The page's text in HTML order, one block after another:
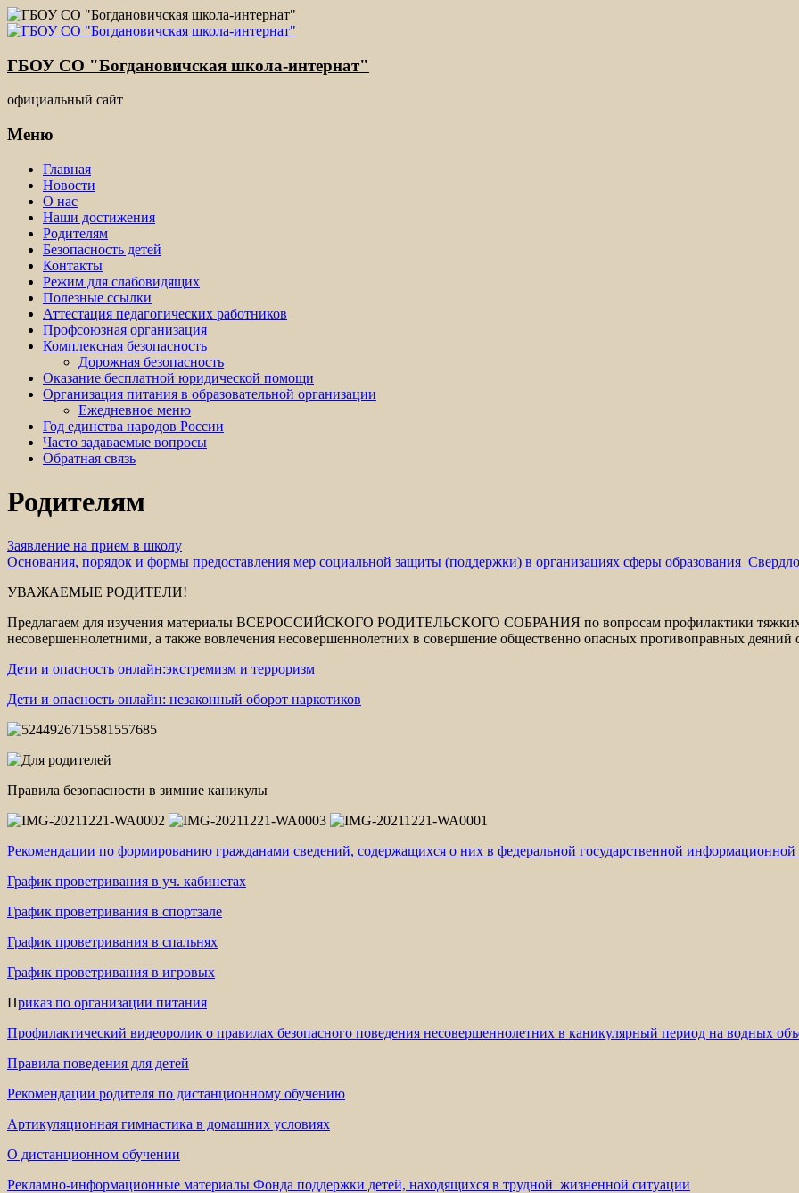
ГБОУ СО "Богдановичская школа-интернат"
официальный сайт
Меню
Главная
Новости
О нас
Наши достижения
Родителям
Безопасность детей
Контакты
Режим для слабовидящих
Полезные ссылки
Аттестация педагогических работников
Профсоюзная организация
Комплексная безопасность
Дорожная безопасность
Оказание бесплатной юридической помощи
Организация питания в образовательной организации
Ежедневное меню
Год единства народов России
Часто задаваемые вопросы
Обратная связь
Родителям
Заявление на прием в школу
Основания, порядок и формы предоставления мер социальной защиты (поддержки) в организациях сферы образования
УВАЖАЕМЫЕ РОДИТЕЛИ!
Предлагаем для изучения материалы ВСЕРОССИЙСКОГО РОДИТЕЛЬСКОГО СОБРАНИЯ по вопросам профилактики тяжких,
несовершеннолетними, а также вовлечения несовершеннолетних в совершение общественно опасных противоправных
Дети и опасность онлайн:экстремизм и терроризм
Дети и опасность онлайн: незаконный оборот наркотиков
Правила безопасности в зимние каникулы
Рекомендации по формированию гражданами сведений, содержащихся о них в федеральной государственной
График проветривания в уч. кабинетах
График проветривания в спортзале
График проветривания в спальнях
График проветривания в игровых
Приказ по организации питания
Профилактический видеоролик о правилах безопасного поведения несовершеннолетних в каникулярный период на водных
Правила поведения для детей
Рекомендации родителя по дистанционному обучению
Артикуляционная гимнастика в домашних условиях
О дистанционном обучении
Рекламно-информационные материалы Фонда поддержки детей, находящихся в трудной жизненной ситуации